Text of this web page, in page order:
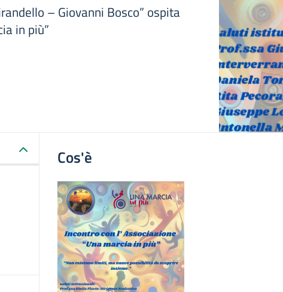
– Giovanni Bosco” ospita
in più”
Cos'è